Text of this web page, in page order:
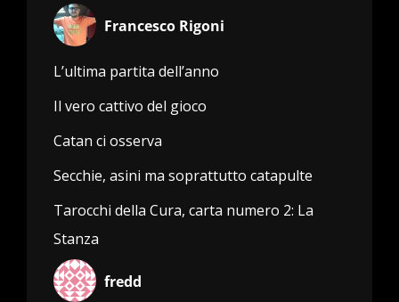
Francesco Rigoni
L’ultima partita dell’anno
Il vero cattivo del gioco
Catan ci osserva
Secchie, asini ma soprattutto catapulte
Tarocchi della Cura, carta numero 2: La
Stanza
fredd